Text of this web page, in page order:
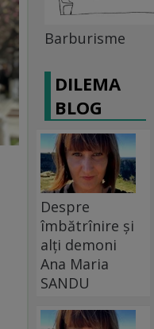
Barburisme
DILEMA
BLOG
Despre
îmbătrînire și
alți demoni
Ana Maria
SANDU